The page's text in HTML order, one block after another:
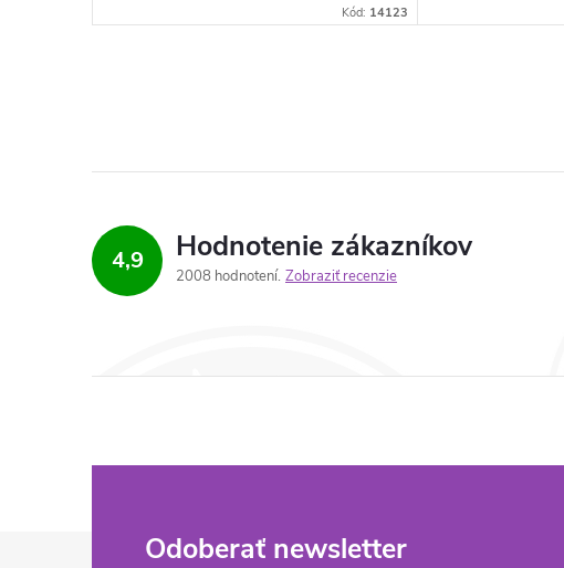
Kód: 14123
4,9 Hodnotenie zákazníkov
2008 hodnotení Zobraziť recenzie
Odoberať newsletter